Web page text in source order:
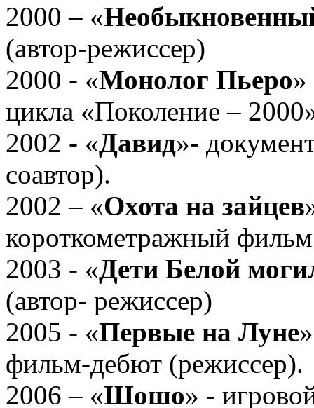
2000 – «
(автор-режиссер)
2000 - «Монолог Пьеро»
цикла «Поколение –
2002 - «Давид»-
соавтор).
2002 – «Охота на зайцев
короткометражный
2003 - «Дети Белой
(автор- режиссер)
2005 - «Первые на Луне
фильм-дебют (режиссер).
2006 – «Шошо» -